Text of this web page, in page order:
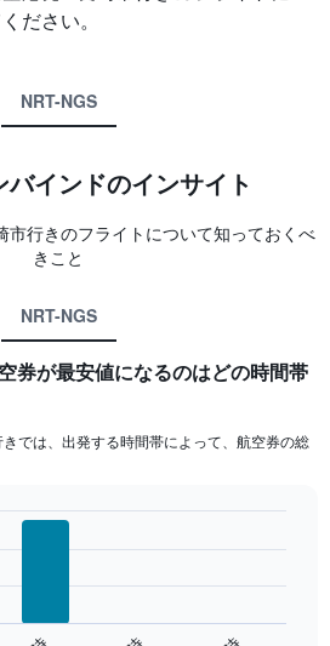
ださい。
NRT-NGS
インド​のインサイト
市​行きのフライトについて知っておくべ
きこと
NRT-NGS
券が最安値になるのはどの時間帯
では、出発する時間帯によって、航空券の総